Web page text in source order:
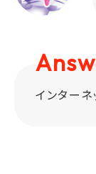
インターネ